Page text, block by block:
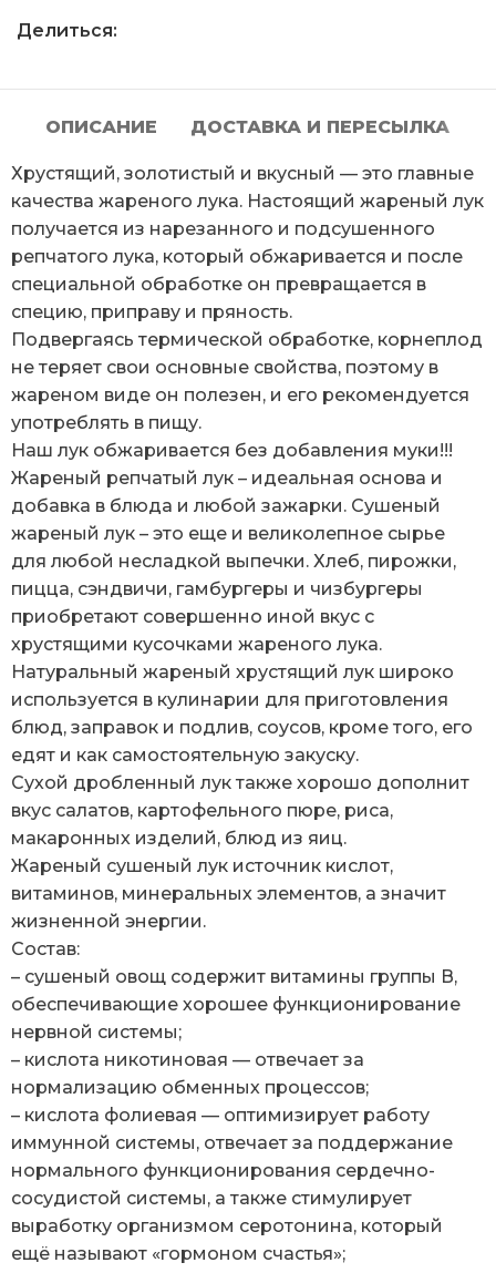
Делиться:
ОПИСАНИЕ ДОСТАВКА И ПЕРЕСЫЛКА
Хрустящий, золотистый и вкусный — это главные
качества жареного лука. Настоящий жареный лук
получается из нарезанного и подсушенного
репчатого лука, который обжаривается и после
специальной обработке он превращается в
специю, приправу и пряность.
Подвергаясь термической обработке, корнеплод
не теряет свои основные свойства, поэтому в
жареном виде он полезен, и его рекомендуется
употреблять в пищу.
Наш лук обжаривается без добавления муки!!!
Жареный репчатый лук – идеальная основа и
добавка в блюда и любой зажарки. Сушеный
жареный лук – это еще и великолепное сырье
для любой несладкой выпечки. Хлеб, пирожки,
пицца, сэндвичи, гамбургеры и чизбургеры
приобретают совершенно иной вкус с
хрустящими кусочками жареного лука.
Натуральный жареный хрустящий лук широко
используется в кулинарии для приготовления
блюд, заправок и подлив, соусов, кроме того, его
едят и как самостоятельную закуску.
Сухой дробленный лук также хорошо дополнит
вкус салатов, картофельного пюре, риса,
макаронных изделий, блюд из яиц.
Жареный сушеный лук источник кислот,
витаминов, минеральных элементов, а значит
жизненной энергии.
Состав:
– сушеный овощ содержит витамины группы В,
обеспечивающие хорошее функционирование
нервной системы;
– кислота никотиновая — отвечает за
нормализацию обменных процессов;
– кислота фолиевая — оптимизирует работу
иммунной системы, отвечает за поддержание
нормального функционирования сердечно-
сосудистой системы, а также стимулирует
выработку организмом серотонина, который
ещё называют «гормоном счастья»;